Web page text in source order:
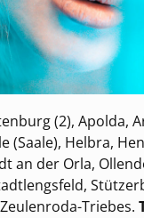
(2), Apolda,
(Saale), Helbra,
an der Orla,
Triebes.